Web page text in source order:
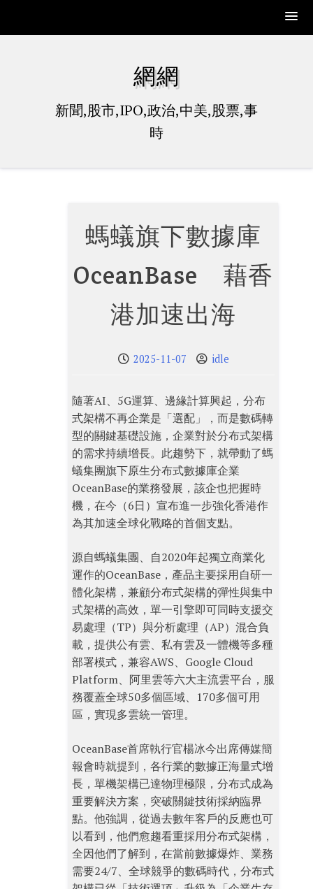
網網
新聞,股市,IPO,政治,中美,股票,事
時
螞蟻旗下數據庫
OceanBase 藉香
港加速出海
2025-11-07 idle
隨著AI、5G運算、邊緣計算興起，分布
式架構不再企業是「選配」，而是數碼轉
型的關鍵基礎設施，企業對於分布式架構
的需求持續增長。此趨勢下，就帶動了螞
蟻集團旗下原生分布式數據庫企業
OceanBase的業務發展，該企也把握時
機，在今（6日）宣布進一步強化香港作
為其加速全球化戰略的首個支點。
源自螞蟻集團、自2020年起獨立商業化
運作的OceanBase，產品主要採用自研一
體化架構，兼顧分布式架構的彈性與集中
式架構的高效，單一引擎即可同時支援交
易處理（TP）與分析處理（AP）混合負
載，提供公有雲、私有雲及一體機等多種
部署模式，兼容AWS、Google Cloud
Platform、阿里雲等六大主流雲平台，服
務覆蓋全球50多個區域、170多個可用
區，實現多雲統一管理。
OceanBase首席執行官楊冰今出席傳媒簡
報會時就提到，各行業的數據正海量式增
長，單機架構已達物理極限，分布式成為
重要解決方案，突破關鍵技術採納臨界
點。他強調，從過去數年客戶的反應也可
以看到，他們愈趨看重採用分布式架構，
全因他們了解到，在當前數據爆炸、業務
需要24/7、全球競爭的數碼時代，分布式